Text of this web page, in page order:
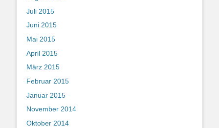
Juli 2015
Juni 2015
Mai 2015
April 2015
März 2015
Februar 2015
Januar 2015
November 2014
Oktober 2014